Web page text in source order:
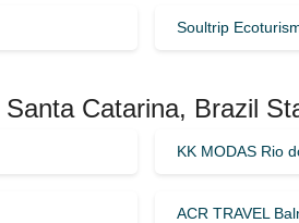
Soultrip
Catarina, Brazil
KK MODAS Rio
ACR TRAVEL